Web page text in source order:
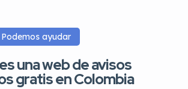
Podemos ayudar
una web de avisos
gratis en Colombia